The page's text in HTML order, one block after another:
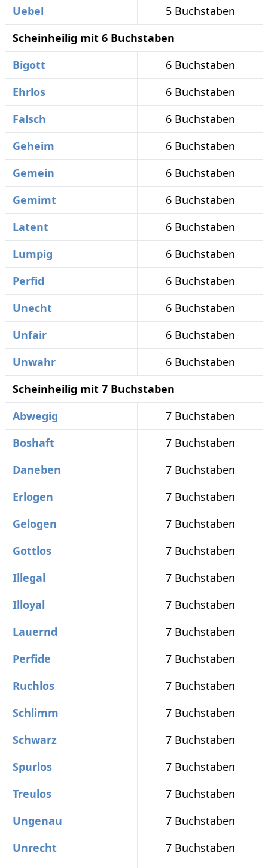
Uebel
5 Buchstaben
Scheinheilig mit 6 Buchstaben
Bigott
6 Buchstaben
Ehrlos
6 Buchstaben
Falsch
6 Buchstaben
Geheim
6 Buchstaben
Gemein
6 Buchstaben
Gemimt
6 Buchstaben
Latent
6 Buchstaben
Lumpig
6 Buchstaben
Perfid
6 Buchstaben
Unecht
6 Buchstaben
Unfair
6 Buchstaben
Unwahr
6 Buchstaben
Scheinheilig mit 7 Buchstaben
Abwegig
7 Buchstaben
Boshaft
7 Buchstaben
Daneben
7 Buchstaben
Erlogen
7 Buchstaben
Gelogen
7 Buchstaben
Gottlos
7 Buchstaben
Illegal
7 Buchstaben
Illoyal
7 Buchstaben
Lauernd
7 Buchstaben
Perfide
7 Buchstaben
Ruchlos
7 Buchstaben
Schlimm
7 Buchstaben
Schwarz
7 Buchstaben
Spurlos
7 Buchstaben
Treulos
7 Buchstaben
Ungenau
7 Buchstaben
Unrecht
7 Buchstaben